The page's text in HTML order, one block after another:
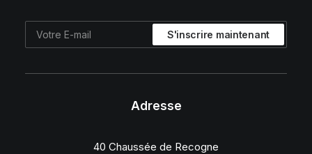
Adresse
40 Chaussée de Recogne